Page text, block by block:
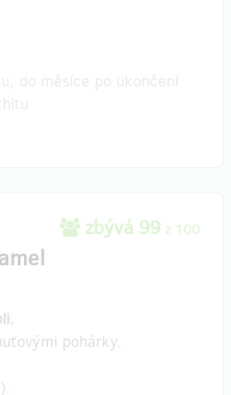
zbývá 99 z 100
pohárky.